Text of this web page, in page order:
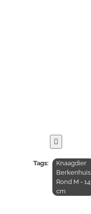
Tags:
Knaagdier
Berkenhuis
Rond M - 14
cm